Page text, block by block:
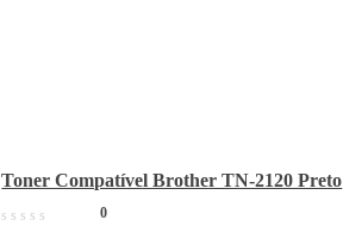
Toner Compatível Brother TN-2120 Preto
0